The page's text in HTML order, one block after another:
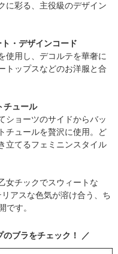
に彩る、主役級のデザイン
・デザインコード
使用し、デコルテを華奢に
トップスなどのお洋服と合
チュール
ショーツのサイドからバッ
チュールを贅沢に使用。ど
立てるフェミニンスタイル
女チックでスウィートな
アスな色気が溶け合う、ち
です。
のブラをチェック！ ／